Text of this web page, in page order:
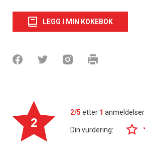
LEGG I MIN KOKEBOK
2
2/5 etter 1 anmeldelser
Din vurdering: